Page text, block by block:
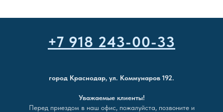
+7 918 243-00-33
город Краснодар, ул. Коммунаров 192.
Уважаемые клиенты!
Перед приездом в наш офис, пожалуйста, позвоните и